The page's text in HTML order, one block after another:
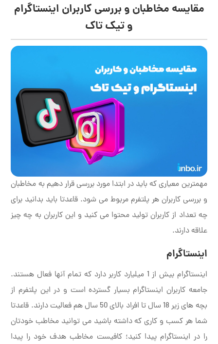
مقایسه مخاطبان و بررسی کاربران اینستاگرام
و تیک تاک
مهمترین معیاری که باید در ابتدا مورد بررسی قرار دهیم به مخاطبان
و بررسی کاربران هر پلتفرم مربوط می شود. قاعدتا باید بدانید برای
چه تعداد از کاربران تولید محتوا می کنید و این کاربران به چه چیز
علاقه دارند.
اینستاگرام
اینستاگرام بیش از 1 میلیارد کاربر دارد که تمام آنها فعال هستند.
جامعه کاربران اینستاگرام بسیار گسترده است و در این پلتفرم از
بچه های زیر 18 سال تا افراد بالای 50 سال هم فعالیت دارند. قاعدتا
شما هر کسب و کاری که داشته باشید می توانید مخاطب خودتان
را در اینستاگرام پیدا کنید؛ کافیست مخاطب هدف خود را پیدا